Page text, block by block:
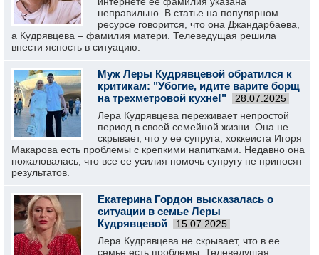
неправильно. В статье на популярном
ресурсе говорится, что она Джандарбаева,
а Кудрявцева – фамилия матери. Телеведущая решила
внести ясность в ситуацию.
Муж Леры Кудрявцевой обратился к
критикам: "Убогие, идите варите борщ
на трехметровой кухне!"
28.07.2025
Лера Кудрявцева переживает непростой
период в своей семейной жизни. Она не
скрывает, что у ее супруга, хоккеиста Игоря
Макарова есть проблемы с крепкими напитками. Недавно она
пожаловалась, что все ее усилия помочь супругу не приносят
результатов.
Екатерина Гордон высказалась о
ситуации в семье Леры
Кудрявцевой
15.07.2025
Лера Кудрявцева не скрывает, что в ее
семье есть проблемы. Телеведущая